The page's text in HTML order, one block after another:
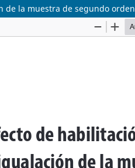
de la muestra de segundo orden